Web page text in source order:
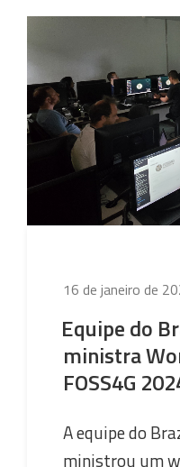
uma
do
BIG
em
ao
Day
Publicado
16 de janeiro de
Equipe do
ministra
FOSS4G
A equipe do
ministrou um